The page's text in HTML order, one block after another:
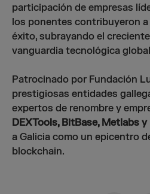
participación de empresas
los ponentes contribuyeron
éxito, subrayando el
vanguardia tecnológica
Patrocinado por Fundación
prestigiosas entidades
expertos de renombre y
DEXTools, BitBase, Metlabs
a Galicia como un epicentro
blockchain.